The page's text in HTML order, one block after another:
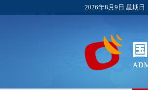
2026年8月9日 星期日